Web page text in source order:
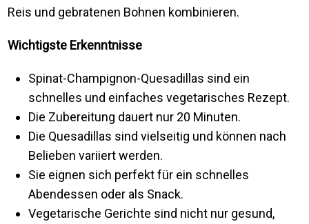
Reis und gebratenen Bohnen kombinieren.
Wichtigste Erkenntnisse
Spinat-Champignon-Quesadillas sind ein
schnelles und einfaches vegetarisches Rezept.
Die Zubereitung dauert nur 20 Minuten.
Die Quesadillas sind vielseitig und können nach
Belieben variiert werden.
Sie eignen sich perfekt für ein schnelles
Abendessen oder als Snack.
Vegetarische Gerichte sind nicht nur gesund,